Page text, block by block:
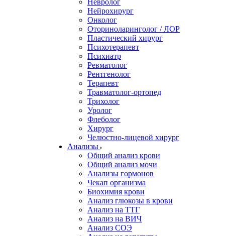
Невролог
Нейрохирург
Онколог
Оториноларинголог / ЛОР
Пластический хирург
Психотерапевт
Психиатр
Ревматолог
Рентгенолог
Терапевт
Травматолог-ортопед
Трихолог
Уролог
Флеболог
Хирург
Челюстно-лицевой хирург
Анализы
Общий анализ крови
Общий анализ мочи
Анализы гормонов
Чекап организма
Биохимия крови
Анализ глюкозы в крови
Анализ на ТТГ
Анализ на ВИЧ
Анализ СОЭ